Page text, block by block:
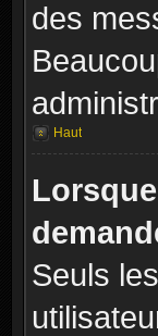
des
Haut
Seuls